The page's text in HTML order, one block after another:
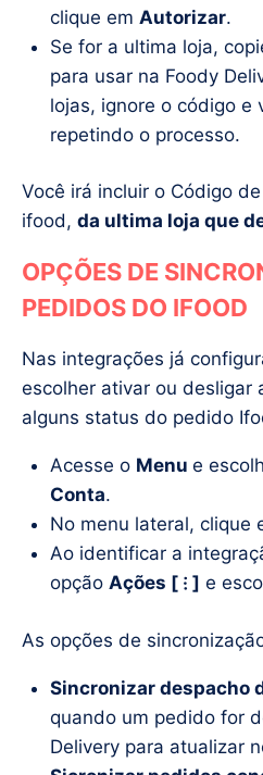
clique em Autorizar.
Se for a ultima loja,
para usar na Foody
lojas, ignore o código e
repetindo o processo.
Você irá incluir o Código
ifood, da ultima loja que
OPÇÕES DE
PEDIDOS DO IFOOD
Nas integrações já
escolher ativar ou desligar
alguns status do pedido
Acesse o Menu e
Conta.
No menu lateral, clique
Ao identificar a
opção Ações [ ⁝ ] e
As opções de
Sincronizar despacho
quando um pedido for
Delivery para atualizar